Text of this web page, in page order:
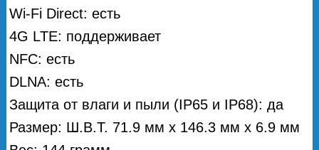
Wi-Fi Direct: есть
4G LTE: поддерживает
NFC: есть
DLNA: есть
Защита от влаги и пыли (IP65 и IP68): да
Размер: Ш.В.Т. 71.9 мм х 146.3 мм х 6.9 мм